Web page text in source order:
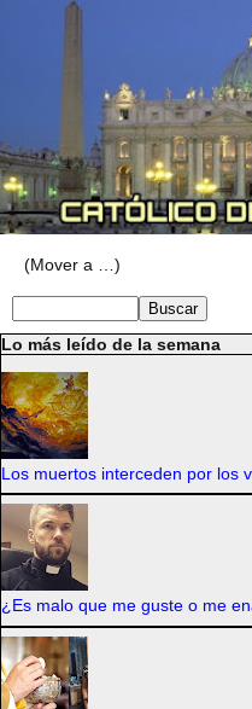
Lo más leído de la semana
Los muertos interceden por los
¿Es malo que me guste o me